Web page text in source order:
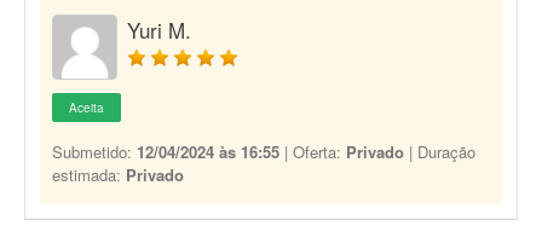
Yuri M.
Aceita
Submetido: 12/04/2024 às 16:55 | Oferta: Privado | Duração
estimada: Privado